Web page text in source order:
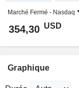
Marché Fermé - Nasdaq
354,30 USD
Graphique